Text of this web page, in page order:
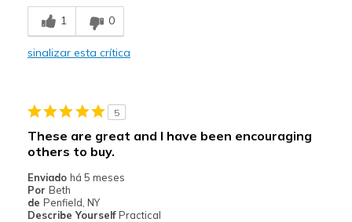
Comfortable
Stylish
Travel
Width
Sizing
View On Shoes
1 0
sinalizar esta crítica
5
These are great and I have been encouraging
others to buy.
Enviado há 5 meses
Por Beth
de Penfield, NY
Describe Yourself Practical